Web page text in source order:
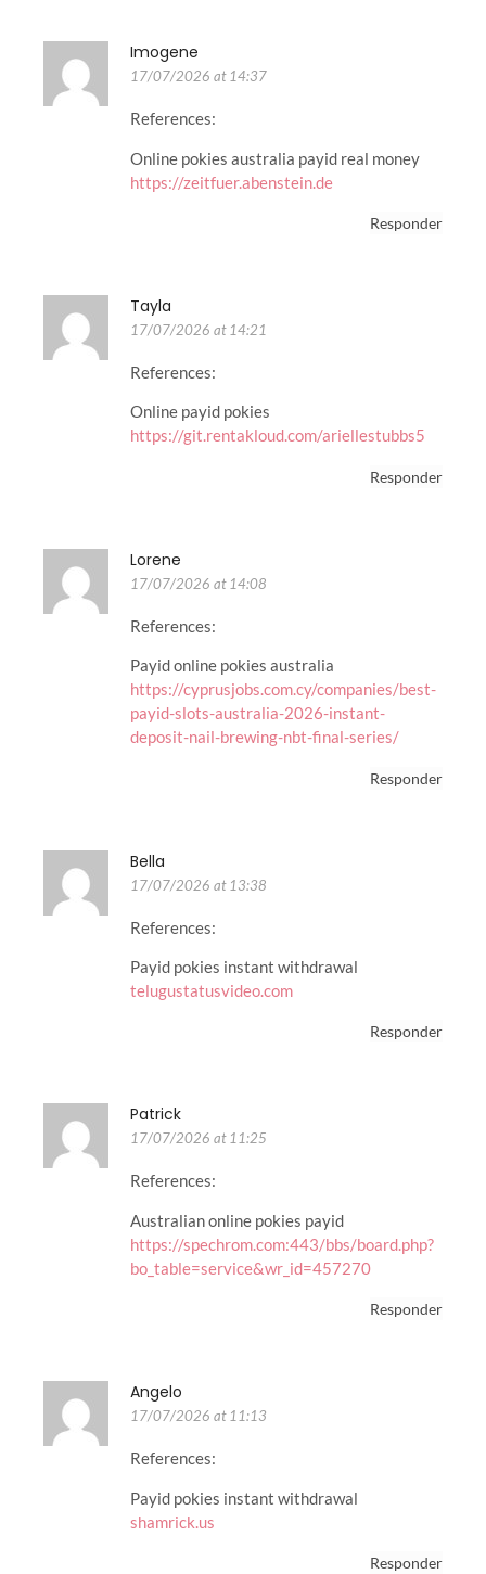
Imogene
17/07/2026 at 14:37
References:
Online pokies australia payid real money
https://zeitfuer.abenstein.de
Responder
Tayla
17/07/2026 at 14:21
References:
Online payid pokies
https://git.rentakloud.com/ariellestubbs5
Responder
Lorene
17/07/2026 at 14:08
References:
Payid online pokies australia
https://cyprusjobs.com.cy/companies/best-
payid-slots-australia-2026-instant-
deposit-nail-brewing-nbt-final-series/
Responder
Bella
17/07/2026 at 13:38
References:
Payid pokies instant withdrawal
telugustatusvideo.com
Responder
Patrick
17/07/2026 at 11:25
References:
Australian online pokies payid
https://spechrom.com:443/bbs/board.php?
bo_table=service&wr_id=457270
Responder
Angelo
17/07/2026 at 11:13
References:
Payid pokies instant withdrawal
shamrick.us
Responder